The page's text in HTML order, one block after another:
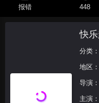
报错 448
快
分类：
地区：
导演
主演：